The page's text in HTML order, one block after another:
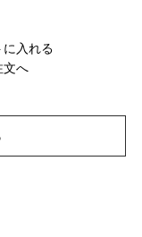
入れる
文へ